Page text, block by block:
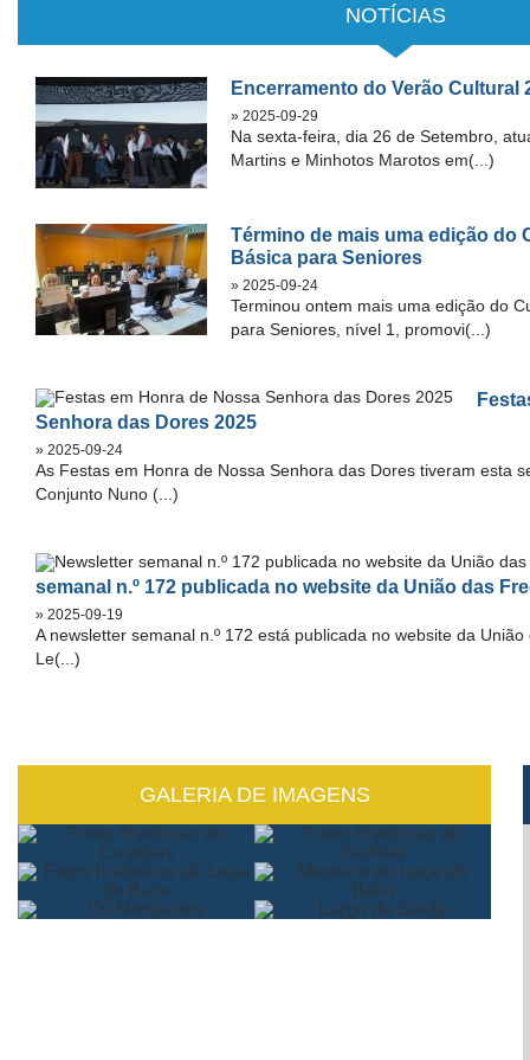
NOTÍCIAS
Encerramento do Verão Cultural
» 2025-09-29
Na sexta-feira, dia 26 de Setembro,
Martins e Minhotos Marotos em(...)
Término de mais uma edição do
Básica para Seniores
» 2025-09-24
Terminou ontem mais uma edição do
para Seniores, nível 1, promovi(...)
Senhora das Dores 2025
» 2025-09-24
As Festas em Honra de Nossa Senhora das Dores tiveram esta
Conjunto Nuno (...)
semanal n.º 172 publicada no website da União das
» 2025-09-19
A newsletter semanal n.º 172 está publicada no website da
Le(...)
GALERIA DE IMAGENS